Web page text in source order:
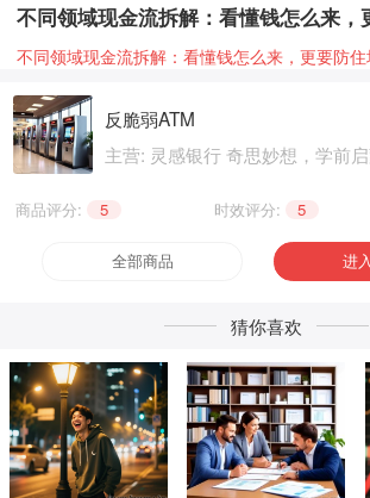
不同领域现金流拆解：看懂钱怎么来，
不同领域现金流拆解：看懂钱怎么来，更要防
反脆弱ATM
主营: 灵感银行 奇思妙想，学前启蒙 激发潜能，基
个性生活，健康养生 精神文化
商品评分: 5 时效评分: 5
全部商品 进
猜你喜欢